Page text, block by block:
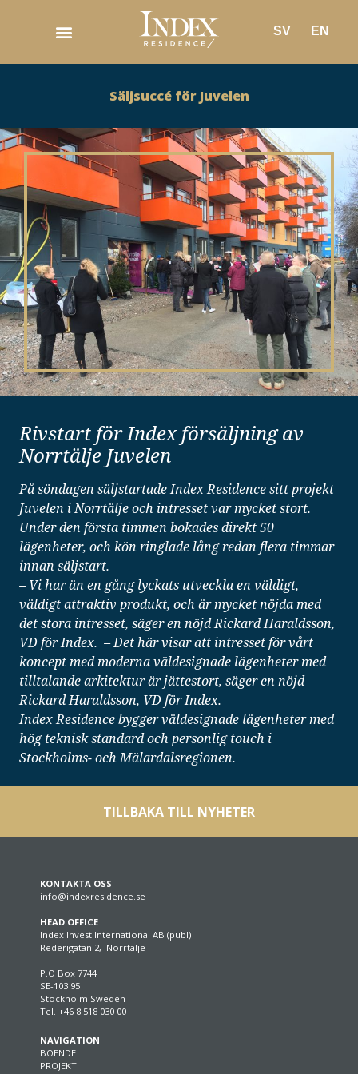
SV EN
Säljsuccé för Juvelen
Rivstart för Index försäljning av
Norrtälje Juvelen
På söndagen säljstartade Index Residence sitt projekt
Juvelen i Norrtälje och intresset var mycket stort.
Under den första timmen bokades direkt 50
lägenheter, och kön ringlade lång redan flera timmar
innan säljstart.
– Vi har än en gång lyckats utveckla en väldigt,
väldigt attraktiv produkt, och är mycket nöjda med
det stora intresset, säger en nöjd Rickard Haraldsson,
VD för Index. – Det här visar att intresset för vårt
koncept med moderna väldesignade lägenheter med
tilltalande arkitektur är jättestort, säger en nöjd
Rickard Haraldsson, VD för Index.
Index Residence bygger väldesignade lägenheter med
hög teknisk standard och personlig touch i
Stockholms- och Mälardalsregionen.
TILLBAKA TILL NYHETER
KONTAKTA OSS
info@indexresidence.se
HEAD OFFICE
Index Invest International AB (publ)
Rederigatan 2, Norrtälje
P.O Box 7744
SE-103 95
Stockholm Sweden
Tel. +46 8 518 030 00
NAVIGATION
BOENDE
PROJEKT